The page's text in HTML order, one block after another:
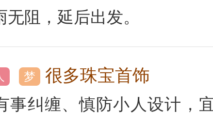
无阻，延后出发。
梦 很多珠宝首饰
事纠缠、慎防小人设计，